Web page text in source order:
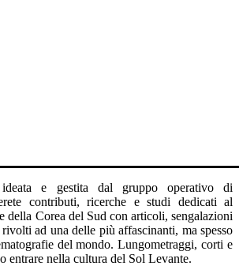
e gestita dal gruppo operativo di
contributi, ricerche e studi dedicati al
della Corea del Sud con articoli, sengalazioni
ad una delle più affascinanti, ma spesso
del mondo. Lungometraggi, corti e
entrare nella cultura del Sol Levante.